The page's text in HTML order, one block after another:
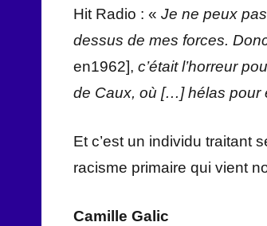
Hit Radio : « Je ne peux
dessus de mes forces.
en1962], c’était l’horreur
de Caux, où […] hélas pour
Et c’est un individu traitant
racisme primaire qui vient
Camille Galic